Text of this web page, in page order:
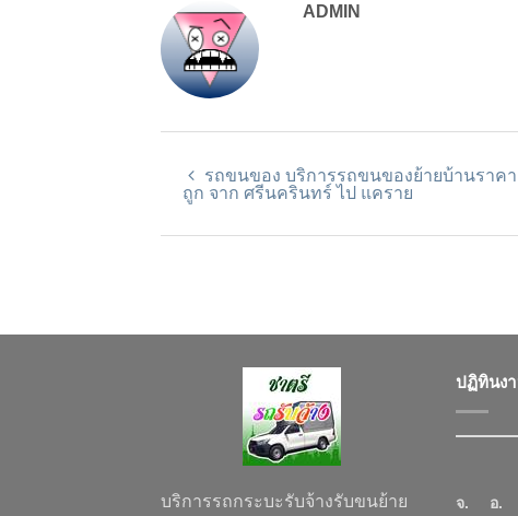
ADMIN
รถขนของ บริการรถขนของย้ายบ้านราคา
ถูก จาก ศรีนครินทร์ ไป แคราย
บริการรถกระบะรับจ้างรับขนย้าย
ปฏิทินง
จ. อ.